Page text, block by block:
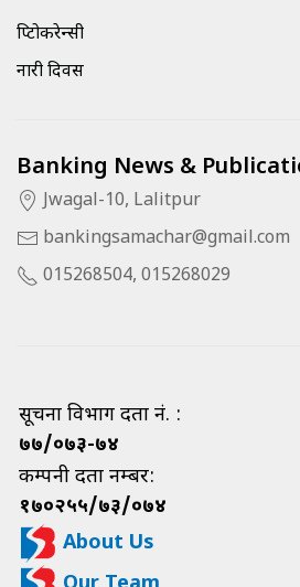
क्रिप्टोकरेन्सी
नारी दिवस
Banking News &
Jwagal-10, Lalitpur
bankingsamachar@gmail.com
015268504, 015268029
सूचना विभाग दर्ता नं. :
७७/०७३-७४
कम्पनी दर्ता नम्बर:
१७०२५५/७३/०७४
About Us